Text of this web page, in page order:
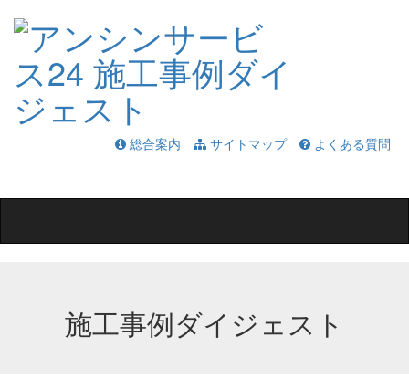
総合案内 サイトマップ
よくある質問
施工事例ダイジェスト